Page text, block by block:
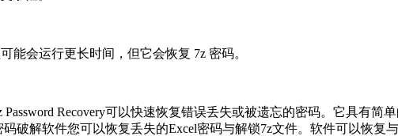
能会运行更长时间，但它会恢复 7z 密码。
Recovery可以快速恢复错误丢失或被遗忘的密码。它具有
破解软件您可以恢复丢失的Excel密码与解锁7z文件。软件可以恢复